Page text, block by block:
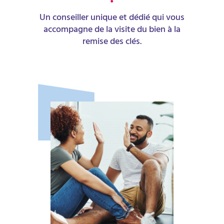
Un conseiller unique et dédié qui vous
accompagne de la visite du bien à la
remise des clés.